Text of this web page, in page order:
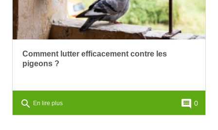
Comment lutter efficacement contre les
pigeons ?
search En lire plus comment 0